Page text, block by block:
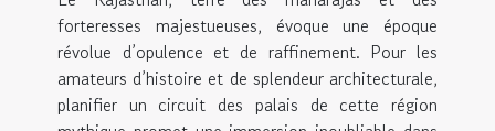
forteresses majestueuses, évoque une époque
révolue d’opulence et de raffinement. Pour les
amateurs d’histoire et de splendeur architecturale,
planifier un circuit des palais de cette région